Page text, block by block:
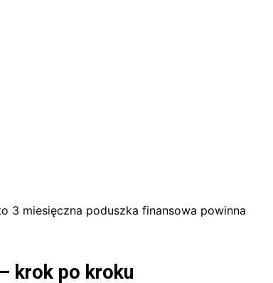
3 miesięczna poduszka finansowa powinna
krok po kroku